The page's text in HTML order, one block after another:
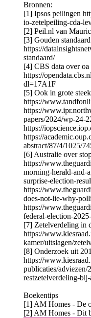
Bronnen:
[1] Ipsos peilingen
io-zetelpeiling-cda-
[2] Peil.nl van
[3] Gouden
https://
standaard/
[4] CBS data over oa
https://
dl=17A1F
[5] Ook in grote
https://
https://
papers/2024/wp-24-
https://
https://
abstract/87/4/1025/
[6] Australie over
https://
morning-herald-and-
surprise-election-
https://
does-not-lie-why-
https://
federal-election-
[7] Zetelverdeling in
https://
kamer/uitslagen/
[8] Onderzoek uit
https://
publicaties/adviezen/
restzetelverdeling-
Boekentips
[1] AM Homes - De
[2] AM Homes - Dit